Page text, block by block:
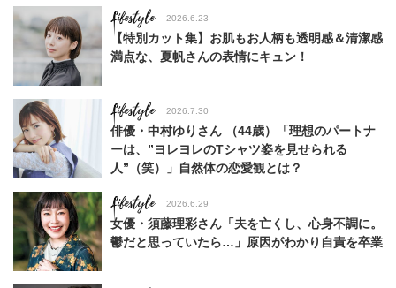
Lifestyle 2026.6.23
【特別カット集】お肌もお人柄も透明感＆清潔感
満点な、夏帆さんの表情にキュン！
Lifestyle 2026.7.30
俳優・中村ゆりさん （44歳）「理想のパートナ
ーは、”ヨレヨレのTシャツ姿を見せられる
人”（笑）」自然体の恋愛観とは？
Lifestyle 2026.6.29
女優・須藤理彩さん「夫を亡くし、心身不調に。
鬱だと思っていたら…」原因がわかり自責を卒業